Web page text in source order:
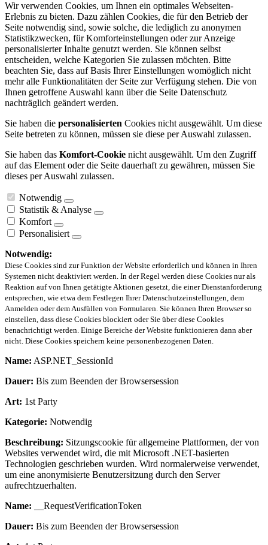
Wir verwenden Cookies, um Ihnen ein optimales Webseiten-
Erlebnis zu bieten. Dazu zählen Cookies, die für den Betrieb der
Seite notwendig sind, sowie solche, die lediglich zu anonymen
Statistikzwecken, für Komforteinstellungen oder zur Anzeige
personalisierter Inhalte genutzt werden. Sie können selbst
entscheiden, welche Kategorien Sie zulassen möchten. Bitte
beachten Sie, dass auf Basis Ihrer Einstellungen womöglich nicht
mehr alle Funktionalitäten der Seite zur Verfügung stehen. Die von
Ihnen getroffene Auswahl kann über die Seite Datenschutz
nachträglich geändert werden.
Sie haben die personalisierten Cookies nicht ausgewählt. Um diese
Seite betreten zu können, müssen sie diese per Auswahl zulassen.
Sie haben das Komfort-Cookie nicht ausgewählt. Um den Zugriff
auf das Element oder die Seite dauerhaft zu gewähren, müssen Sie
dieses per Auswahl zulassen.
Notwendig
Statistik & Analyse
Komfort
Personalisiert
Notwendig:
Diese Cookies sind zur Funktion der Website erforderlich und können in Ihren
Systemen nicht deaktiviert werden. In der Regel werden diese Cookies nur als
Reaktion auf von Ihnen getätigte Aktionen gesetzt, die einer Dienstanforderung
entsprechen, wie etwa dem Festlegen Ihrer Datenschutzeinstellungen, dem
Anmelden oder dem Ausfüllen von Formularen. Sie können Ihren Browser so
einstellen, dass diese Cookies blockiert oder Sie über diese Cookies
benachrichtigt werden. Einige Bereiche der Website funktionieren dann aber
nicht. Diese Cookies speichern keine personenbezogenen Daten.
Name: ASP.NET_SessionId
Dauer: Bis zum Beenden der Browsersession
Art: 1st Party
Kategorie: Notwendig
Beschreibung: Sitzungscookie für allgemeine Plattformen, der von
Websites verwendet wird, die mit Microsoft .NET-basierten
Technologien geschrieben wurden. Wird normalerweise verwendet,
um eine anonymisierte Benutzersitzung durch den Server
aufrechtzuerhalten.
Name: __RequestVerificationToken
Dauer: Bis zum Beenden der Browsersession